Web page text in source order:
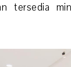
tersedia